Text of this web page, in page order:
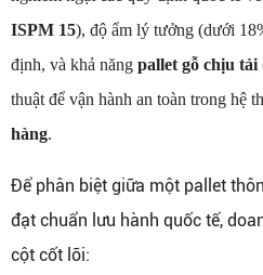
ISPM 15), độ ẩm lý tưởng (dưới
định, và khả năng pallet gỗ chịu tải
thuật để vận hành an toàn trong hệ
hàng.
Để phân biệt giữa một pallet
đạt chuẩn lưu hành quốc tế,
cột cốt lõi: